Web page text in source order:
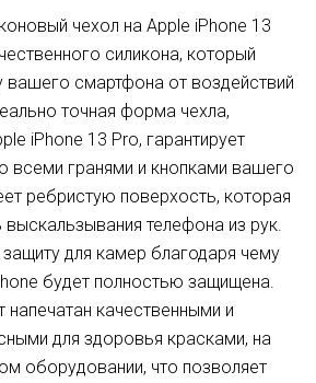
чехол на Apple iPhone 13
силикона, который
вашего смартфона от воздействий
точная форма чехла,
iPhone 13 Pro, гарантирует
всеми гранями и кнопками вашего
ребристую поверхость, которая
телефона из рук.
для камер благодаря чему
будет полностью защищена.
напечатан качественными и
для здоровья красками, на
оборудовании, что позволяет